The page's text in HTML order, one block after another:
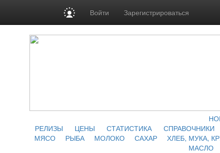
Войти Зарегистрироваться
РЕЛИЗЫ
ЦЕНЫ СТАТИСТИКА
СПРАВОЧНИКИ
МЯСО
РЫБА МОЛОКО САХАР
ХЛЕБ, МУКА,
МАСЛО